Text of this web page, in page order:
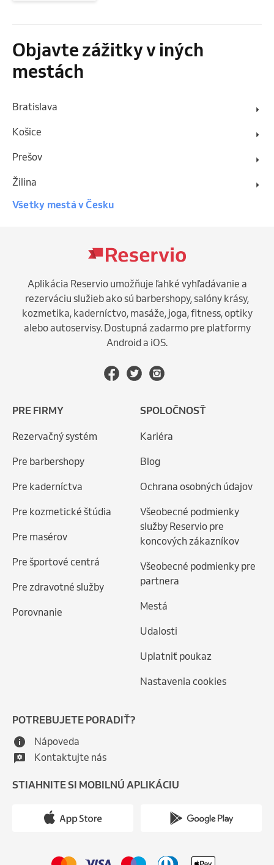
Objavte zážitky v iných
mestách
Bratislava
Košice
Prešov
Žilina
Všetky mestá v Česku
Aplikácia Reservio umožňuje ľahké vyhľadávanie a
rezerváciu služieb ako sú barbershopy, salóny krásy,
kozmetika, kaderníctvo, masáže, joga, fitness, optiky
alebo autoservisy. Dostupná zadarmo pre platformy
Android a iOS.
PRE FIRMY
Rezervačný systém
Pre barbershopy
Pre kaderníctva
Pre kozmetické štúdia
Pre masérov
Pre športové centrá
Pre zdravotné služby
Porovnanie
SPOLOČNOSŤ
Kariéra
Blog
Ochrana osobných údajov
Všeobecné podmienky
služby Reservio pre
koncových zákazníkov
Všeobecné podmienky pre
partnera
Mestá
Udalosti
Uplatniť poukaz
Nastavenia cookies
POTREBUJETE PORADIŤ?
Nápoveda
Kontaktujte nás
STIAHNITE SI MOBILNÚ APLIKÁCIU